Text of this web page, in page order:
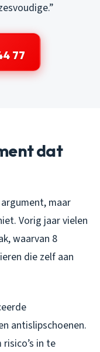
77
dat
maar
Vorig jaar vielen
waarvan 8
die zelf aan
antislipschoenen.
in te